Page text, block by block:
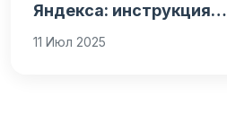
Яндекса: инструкция…
11 Июл 2025